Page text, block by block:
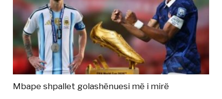
Mbape shpallet golashënuesi më i mirë